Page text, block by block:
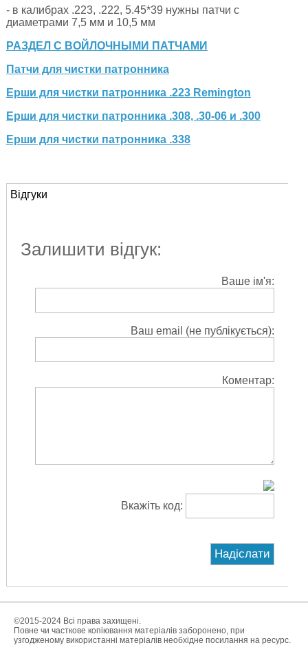
- в калибрах .223, .222, 5.45*39 нужны патчи с
диаметрами 7,5 мм и 10,5 мм
РАЗДЕЛ С ВОЙЛОЧНЫМИ ПАТЧАМИ
Патчи для чистки патронника
Ерши для чистки патронника .223 Remington
Ерши для чистки патронника .308, .30-06 и .300
Ерши для чистки патронника .338
Відгуки
Залишити відгук:
Ваше ім'я:
Ваш email (не публікується):
Коментар:
Вкажіть код:
©2015-2024 Всі права захищені.
Повне чи часткове копіювання матеріалів заборонено, при
узгодженому використанні матеріалів необхідне посилання на ресурс.